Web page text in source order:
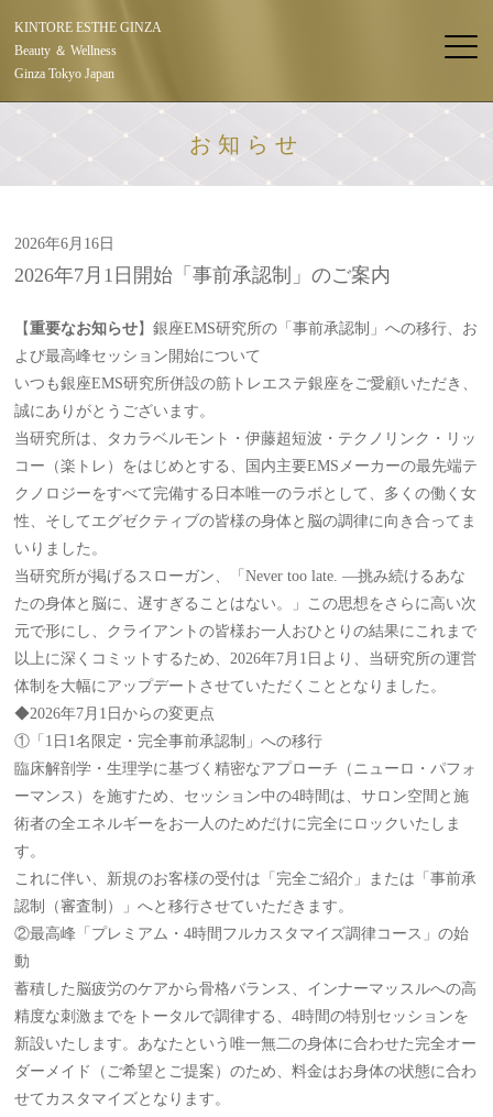
KINTORE ESTHE GINZA
Beauty ＆ Wellness
Ginza Tokyo Japan
お知らせ
2026年6月16日
2026年7月1日開始「事前承認制」のご案内
【重要なお知らせ】銀座EMS研究所の「事前承認制」への移行、お
よび最高峰セッション開始について
いつも銀座EMS研究所併設の筋トレエステ銀座をご愛顧いただき、
誠にありがとうございます。
当研究所は、タカラベルモント・伊藤超短波・テクノリンク・リッ
コー（楽トレ）をはじめとする、国内主要EMSメーカーの最先端テ
クノロジーをすべて完備する日本唯一のラボとして、多くの働く女
性、そしてエグゼクティブの皆様の身体と脳の調律に向き合ってま
いりました。
当研究所が掲げるスローガン、「Never too late. —挑み続けるあな
たの身体と脳に、遅すぎることはない。」この思想をさらに高い次
元で形にし、クライアントの皆様お一人おひとりの結果にこれまで
以上に深くコミットするため、2026年7月1日より、当研究所の運営
体制を大幅にアップデートさせていただくこととなりました。
◆2026年7月1日からの変更点
①「1日1名限定・完全事前承認制」への移行
臨床解剖学・生理学に基づく精密なアプローチ（ニューロ・パフォ
ーマンス）を施すため、セッション中の4時間は、サロン空間と施
術者の全エネルギーをお一人のためだけに完全にロックいたしま
す。
これに伴い、新規のお客様の受付は「完全ご紹介」または「事前承
認制（審査制）」へと移行させていただきます。
②最高峰「プレミアム・4時間フルカスタマイズ調律コース」の始
動
蓄積した脳疲労のケアから骨格バランス、インナーマッスルへの高
精度な刺激までをトータルで調律する、4時間の特別セッションを
新設いたします。あなたという唯一無二の身体に合わせた完全オー
ダーメイド（ご希望とご提案）のため、料金はお身体の状態に合わ
せてカスタマイズとなります。